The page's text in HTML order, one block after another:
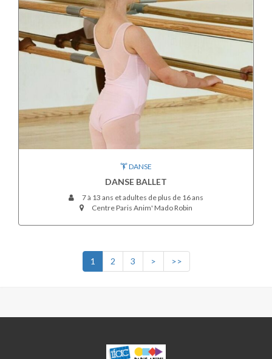
DANSE
DANSE BALLET
7 à 13 ans et adultes de plus de 16 ans
Centre Paris Anim' Mado Robin
1 2 3 > >>
MADO